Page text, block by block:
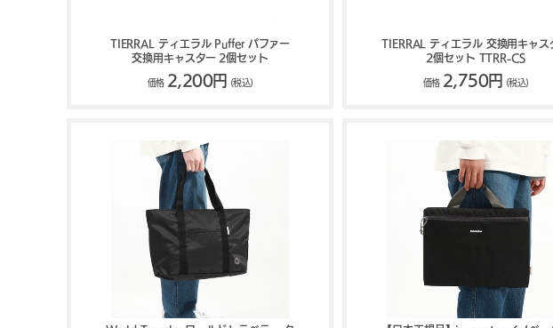
TIERRAL ティエラル Puffer パファー
交換用キャスター 2個セット
価格 2,200円 (税込)
TIERRAL ティエラル 交換用キャス
2個セット TTRR-CS
価格 2,750円 (税込)